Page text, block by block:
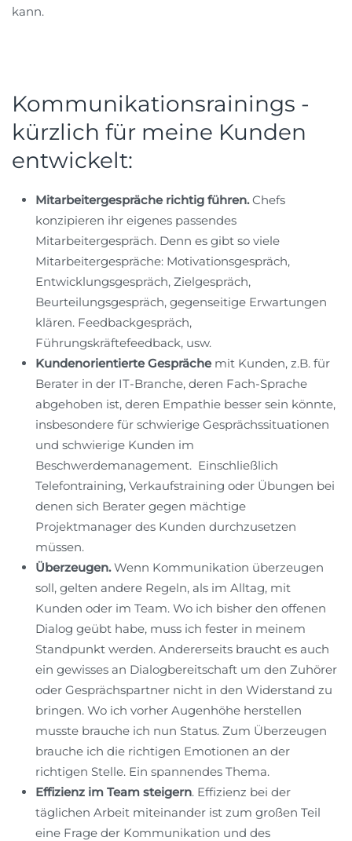
kann.
Kommunikationsrainings -
kürzlich für meine Kunden
entwickelt:
Mitarbeitergespräche richtig führen.Chefs
konzipieren ihr eigenes passendes
Mitarbeitergespräch. Denn es gibt so viele
Mitarbeitergespräche: Motivationsgespräch,
Entwicklungsgespräch, Zielgespräch,
Beurteilungsgespräch, gegenseitige Erwartungen
klären. Feedbackgespräch,
Führungskräftefeedback, usw.
Kundenorientierte Gesprächemit Kunden, z.B. für
Berater in der IT-Branche, deren Fach-Sprache
abgehoben ist, deren Empathie besser sein könnte,
insbesondere für schwierige Gesprächssituationen
und schwierige Kunden im
Beschwerdemanagement. Einschließlich
Telefontraining, Verkaufstraining oder Übungen bei
denen sich Berater gegen mächtige
Projektmanager des Kunden durchzusetzen
müssen.
Überzeugen.Wenn Kommunikation überzeugen
soll, gelten andere Regeln, als im Alltag, mit
Kunden oder im Team. Wo ich bisher den offenen
Dialog geübt habe, muss ich fester in meinem
Standpunkt werden. Andererseits braucht es auch
ein gewisses an Dialogbereitschaft um den Zuhörer
oder Gesprächspartner nicht in den Widerstand zu
bringen. Wo ich vorher Augenhöhe herstellen
musste brauche ich nun Status. Zum Überzeugen
brauche ich die richtigen Emotionen an der
richtigen Stelle. Ein spannendes Thema.
Effizienz im Team steigern. Effizienz bei der
täglichen Arbeit miteinander ist zum großen Teil
eine Frage der Kommunikation und des